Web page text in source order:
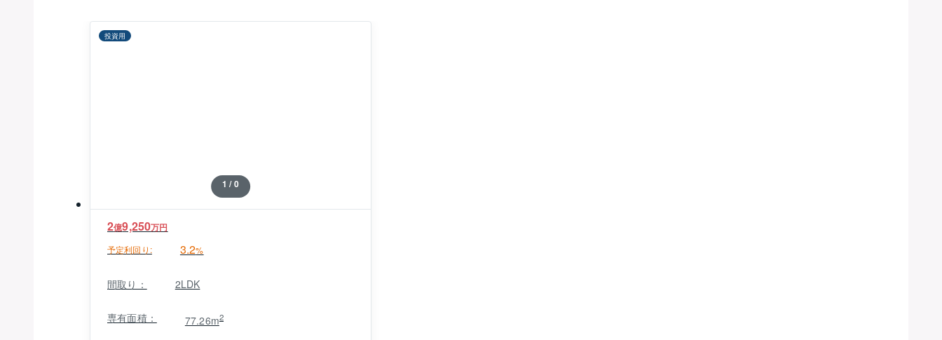
1 / 0
投資用
2億9,250万円
予定利回り: 3.2%
間取り： 2LDK
専有面積： 77.26m2